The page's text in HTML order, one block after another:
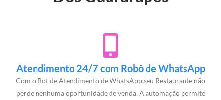
Atendimento 24/7 com Robô de WhatsApp
Com o Bot de Atendimento de WhatsApp,seu Restaurante não
perde nenhuma oportunidade de venda. A automação permite